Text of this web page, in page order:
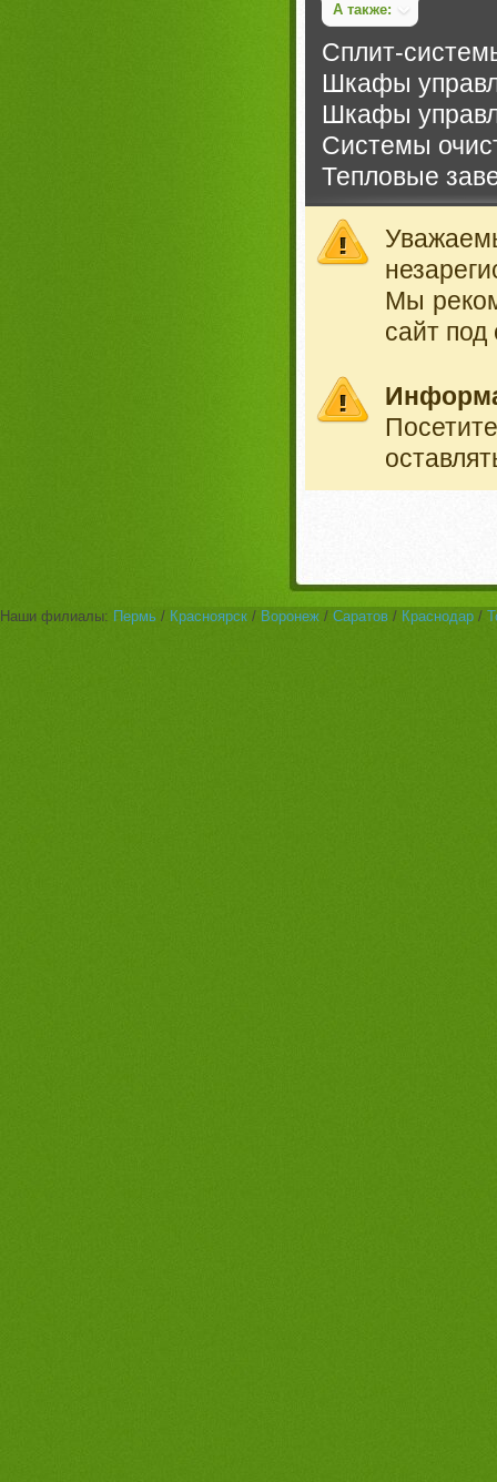
А также:
Сплит-
Шкафы
Шкафы
Системы
Тепловые
Мы
сайт
Наши филиалы: Пермь / Красноярск / Воронеж / Саратов / Краснодар /